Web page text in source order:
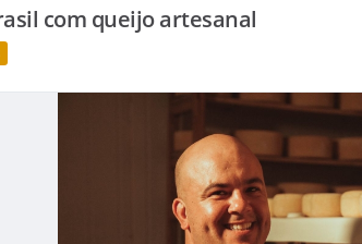
com queijo artesanal